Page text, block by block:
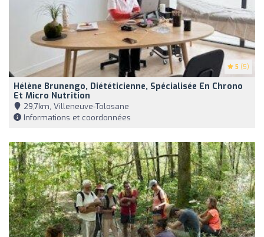
5 (5)
Hélène Brunengo, Diététicienne, Spécialisée En Chrono
Et Micro Nutrition
29,7km, Villeneuve-Tolosane
Informations et coordonnées